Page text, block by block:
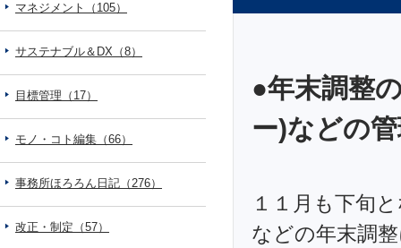
●年末調整
ー)などの
１１月も下旬
などの年末調
マネジメント（105）
サステナブル＆DX（8）
目標管理（17）
モノ・コト編集（66）
事務所ほろろん日記（276）
改正・制定（57）